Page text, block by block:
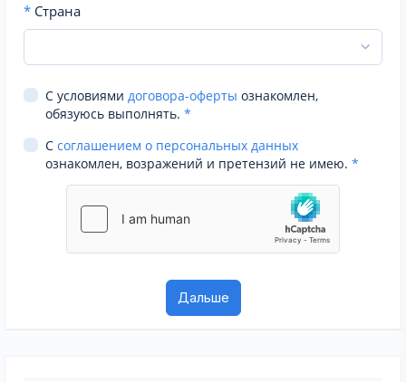
* Страна
С условиями договора-оферты ознакомлен,
обязуюсь выполнять. *
С соглашением о персональных данных
ознакомлен, возражений и претензий не имею. *